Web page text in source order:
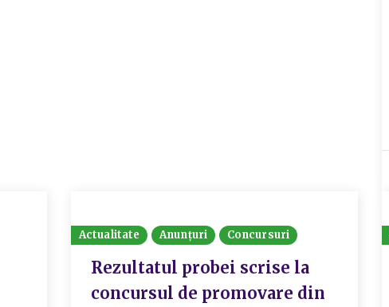
Actualitate Anunțuri Concursuri
Rezultatul probei scrise la
concursul de promovare din